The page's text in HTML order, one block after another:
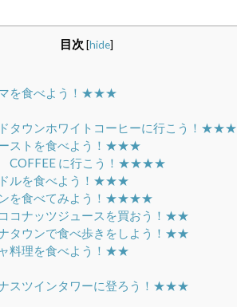
目次 [hide]
を食べよう！★★★
タウンホワイトコーヒーに行こう！★★★
ストを食べよう！★★★
COFFEE に行こう！★★★★
ルを食べよう！★★★
ンを食べてみよう！★★★★
コナッツジュースを買おう！★★
タウンで食べ歩きをしよう！★★
料理を食べよう！★★
スツインタワーに登ろう！★★★